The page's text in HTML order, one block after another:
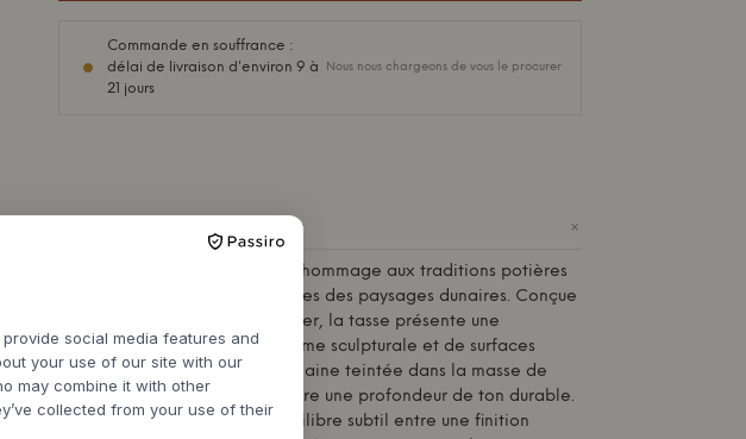
Commande en souffrance :
délai de livraison d'environ 9 à
21 jours
Nous nous chargeons de vous le procurer
+
est un hommage aux traditions potières
ancestrales et aux lignes douces des paysages dunaires. Conçue
par l'Américaine Kelly Wearstler, la tasse présente une
combinaison distinctive de forme sculpturale et de surfaces
bicolores. Fabriquée en porcelaine teintée dans la masse de
haute qualité, le matériau assure une profondeur de ton durable.
Chaque tasse présente un équilibre subtil entre une finition
social media features and
your use of our site with our
may combine it with other
collected from your use of their